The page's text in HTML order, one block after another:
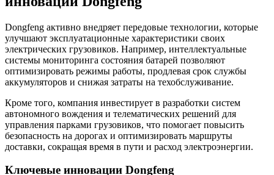
Dongfeng активно внедряет передовые технологии, которые
улучшают эксплуатационные характеристики своих
электрических грузовиков. Например, интеллектуальные
системы мониторинга состояния батарей позволяют
оптимизировать режимы работы, продлевая срок службы
аккумуляторов и снижая затраты на техобслуживание.
Кроме того, компания инвестирует в разработки систем
автономного вождения и телематических решений для
управления парками грузовиков, что помогает повысить
безопасность на дорогах и оптимизировать маршруты
доставки, сокращая время в пути и расход электроэнергии.
Ключевые инновации Dongfeng